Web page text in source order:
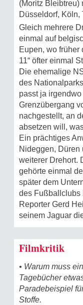
(Moritz Bleibtreu)
Düsseldorf, Köln,
Gleich mehrere
einmal auf
Eupen, wo früher
11“ öfter einmal
Die ehemalige
des
passt ja
Grenzübergang
nachgestellt, an
absetzen will,
Ein prächtiges
Nideggen, Düren
weiterer Drehort.
gehörte einmal
später dem
des Fußballclubs
Reporter Gerd
seinem Jaguar
Filmkritik
• Warum muss
Tagebücher
Paradebeispiel
Stoffe.